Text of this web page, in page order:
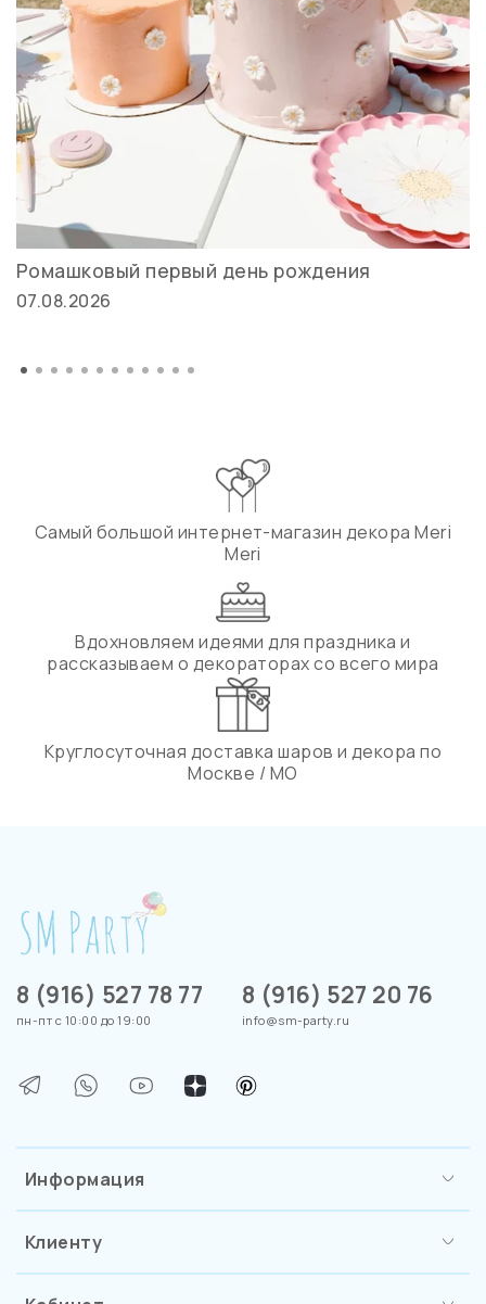
Ромашковый первый день рождения
07.08.2026
Самый большой интернет-магазин декора Meri
Meri
Вдохновляем идеями для праздника и
рассказываем о декораторах со всего мира
Круглосуточная доставка шаров и декора по
Москве / МО
Информация
Клиенту
8 (916) 527 78 77
пн-пт с 10:00 до 19:00
8 (916) 527 20 76
info@sm-party.ru